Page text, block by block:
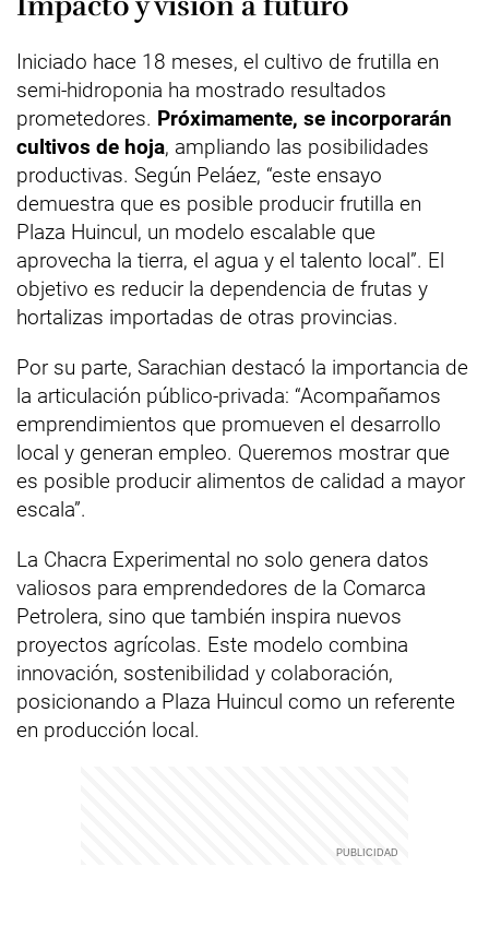
Iniciado hace 18 meses, el cultivo de frutilla en
semi-hidroponia ha mostrado resultados
prometedores. Próximamente, se incorporarán
cultivos de hoja, ampliando las posibilidades
productivas. Según Peláez, “este ensayo
demuestra que es posible producir frutilla en
Plaza Huincul, un modelo escalable que
aprovecha la tierra, el agua y el talento local”. El
objetivo es reducir la dependencia de frutas y
hortalizas importadas de otras provincias.
Por su parte, Sarachian destacó la importancia de
la articulación público-privada: “Acompañamos
emprendimientos que promueven el desarrollo
local y generan empleo. Queremos mostrar que
es posible producir alimentos de calidad a mayor
escala”.
La Chacra Experimental no solo genera datos
valiosos para emprendedores de la Comarca
Petrolera, sino que también inspira nuevos
proyectos agrícolas. Este modelo combina
innovación, sostenibilidad y colaboración,
posicionando a Plaza Huincul como un referente
en producción local.